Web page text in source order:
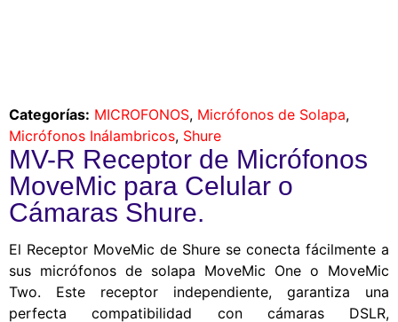
Categorías: MICROFONOS, Micrófonos de Solapa,
Micrófonos Inálambricos, Shure
MV-R Receptor de Micrófonos
MoveMic para Celular o
Cámaras Shure.
El Receptor MoveMic de Shure se conecta fácilmente a
sus micrófonos de solapa MoveMic One o MoveMic
Two. Este receptor independiente, garantiza una
perfecta compatibilidad con cámaras DSLR,